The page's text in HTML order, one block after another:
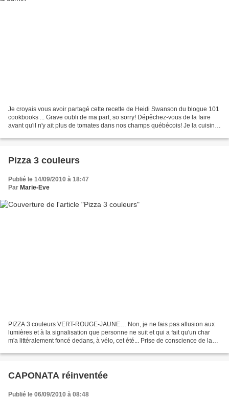
Je croyais vous avoir partagé cette recette de Heidi Swanson du blogue 101
cookbooks ... Grave oubli de ma part, so sorry! Dépêchez-vous de la faire
avant qu'il n'y ait plus de tomates dans nos champs québécois! Je la cuisine
Pizza 3 couleurs
Publié le 14/09/2010 à 18:47
Par Marie-Eve
PIZZA 3 couleurs VERT-ROUGE-JAUNE… Non, je ne fais pas allusion aux
lumières et à la signalisation que personne ne suit et qui a fait qu'un char
m'a littéralement foncé dedans, à vélo, cet été... Prise de conscience de la
CAPONATA réinventée
Publié le 06/09/2010 à 08:48